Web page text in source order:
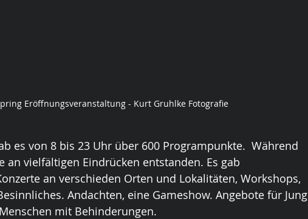
Eröffnungsveranstaltung - Kurt Gruhlke Fotografie
es von 8 bis 23 Uhr über 600 Programpunkte.  Während
an vielfältigen Eindrücken entstanden. Es gab
an verschieden Orten und Lokalitäten, Workshops,
Andachten, eine Gameshow. Angebote für Jung
mit Behinderungen.